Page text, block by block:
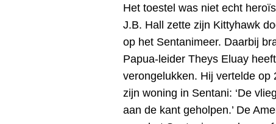
Het toestel was niet echt
J.B. Hall zette zijn Kittyhawk
op het Sentanimeer. Daarbij
Papua-leider Theys Eluay
verongelukken. Hij vertelde op
zijn woning in Sentani: ‘De
aan de kant geholpen.’ De